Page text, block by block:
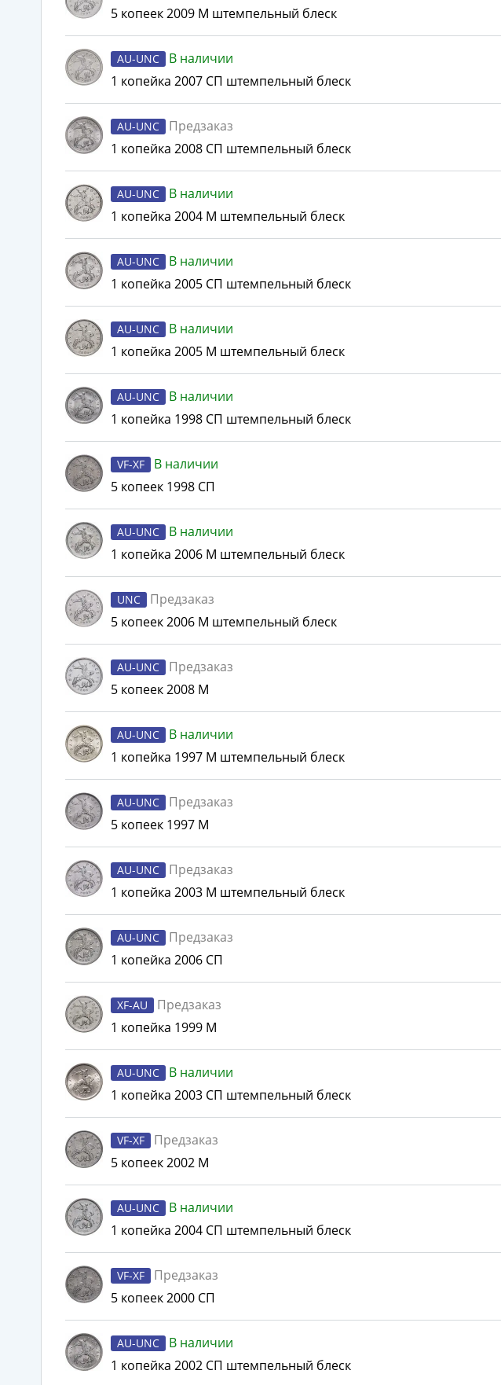
5 копеек 2009 М штемпельный блеск
AU-UNC
В наличии
1 копейка 2007 СП штемпельный блеск
AU-UNC
Предзаказ
1 копейка 2008 СП штемпельный блеск
AU-UNC
В наличии
1 копейка 2004 М штемпельный блеск
AU-UNC
В наличии
1 копейка 2005 СП штемпельный блеск
AU-UNC
В наличии
1 копейка 2005 М штемпельный блеск
AU-UNC
В наличии
1 копейка 1998 СП штемпельный блеск
VF-XF
В наличии
5 копеек 1998 СП
AU-UNC
В наличии
1 копейка 2006 М штемпельный блеск
UNC
Предзаказ
5 копеек 2006 М штемпельный блеск
AU-UNC
Предзаказ
5 копеек 2008 М
AU-UNC
В наличии
1 копейка 1997 М штемпельный блеск
AU-UNC
Предзаказ
5 копеек 1997 М
AU-UNC
Предзаказ
1 копейка 2003 М штемпельный блеск
AU-UNC
Предзаказ
1 копейка 2006 СП
XF-AU
Предзаказ
1 копейка 1999 М
AU-UNC
В наличии
1 копейка 2003 СП штемпельный блеск
VF-XF
Предзаказ
5 копеек 2002 М
AU-UNC
В наличии
1 копейка 2004 СП штемпельный блеск
VF-XF
Предзаказ
5 копеек 2000 СП
AU-UNC
В наличии
1 копейка 2002 СП штемпельный блеск